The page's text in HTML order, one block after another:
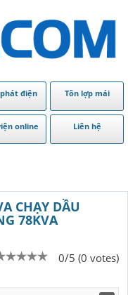
điện Tôn lợp mái
online Liên hệ
CHẠY DẦU
78KVA
0/5 (0 votes)